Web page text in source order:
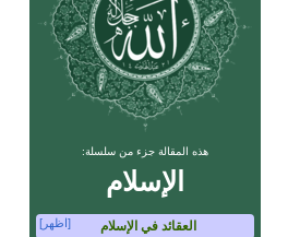
هذه المقالة جزء من سلسلة:
الإسلام
العقائد في الإسلام [اظهر]